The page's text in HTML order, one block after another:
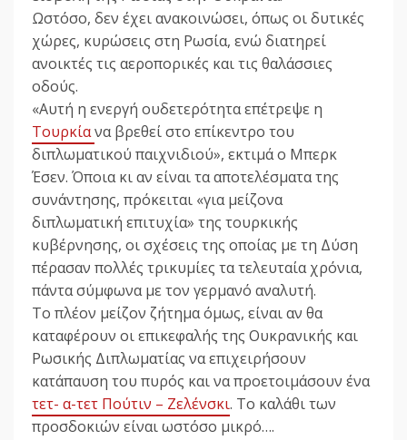
Ωστόσο, δεν έχει ανακοινώσει, όπως οι δυτικές
χώρες, κυρώσεις στη Ρωσία, ενώ διατηρεί
ανοικτές τις αεροπορικές και τις θαλάσσιες
οδούς.
«Αυτή η ενεργή ουδετερότητα επέτρεψε η
Τουρκίανα βρεθεί στο επίκεντρο του
διπλωματικού παιχνιδιού», εκτιμά ο Μπερκ
Έσεν. Όποια κι αν είναι τα αποτελέσματα της
συνάντησης, πρόκειται «για μείζονα
διπλωματική επιτυχία» της τουρκικής
κυβέρνησης, οι σχέσεις της οποίας με τη Δύση
πέρασαν πολλές τρικυμίες τα τελευταία χρόνια,
πάντα σύμφωνα με τον γερμανό αναλυτή.
Το πλέον μείζον ζήτημα όμως, είναι αν θα
καταφέρουν οι επικεφαλής της Ουκρανικής και
Ρωσικής Διπλωματίας να επιχειρήσουν
κατάπαυση του πυρός και να προετοιμάσουν ένα
τετ- α-τετ Πούτιν – Ζελένσκι. Το καλάθι των
προσδοκιών είναι ωστόσο μικρό….